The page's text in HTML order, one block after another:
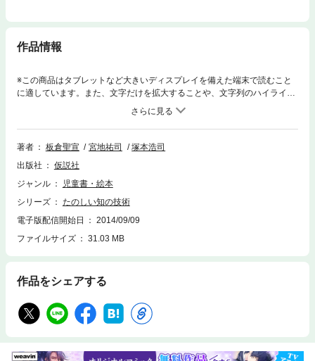
作品情報
※この商品はタブレットなど大きいディスプレイを備えた端末で読むこと
に適しています。また、文字だけを拡大することや、文字列のハイライ
ト、検索、辞書の参照、引用などの機能が使用できません。何かを調べた
い・研究したいと思ったとき，どのようにすればいいのか？ 文献探索
法・図書館利用法・コンピューターによる情報探索法などをはじめとし
て，たのしく研究をするための技術を満載。巻末にリファレンス図書（参
法第２章 研究技術の実践報告第３章 図書館利用術第４章 たのしい研究の
「道具」
著者 板倉聖宣 宮地祐司
塚本浩司
出版社
仮説社
ジャンル
児童書・絵本
シリーズ
たのしい知の技術
電子版配信開始日
2014/09/09
ファイルサイズ
31.03 MB
作品をシェアする